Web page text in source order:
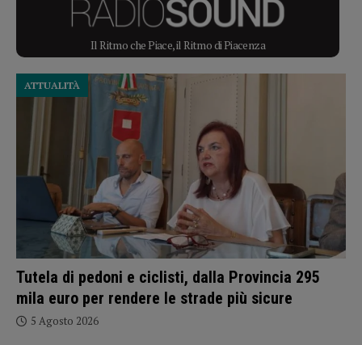
Il Ritmo che Piace, il Ritmo di Piacenza
Tutela di pedoni e ciclisti, dalla Provincia 295
mila euro per rendere le strade più sicure
ATTUALITÀ
5 Agosto 2026